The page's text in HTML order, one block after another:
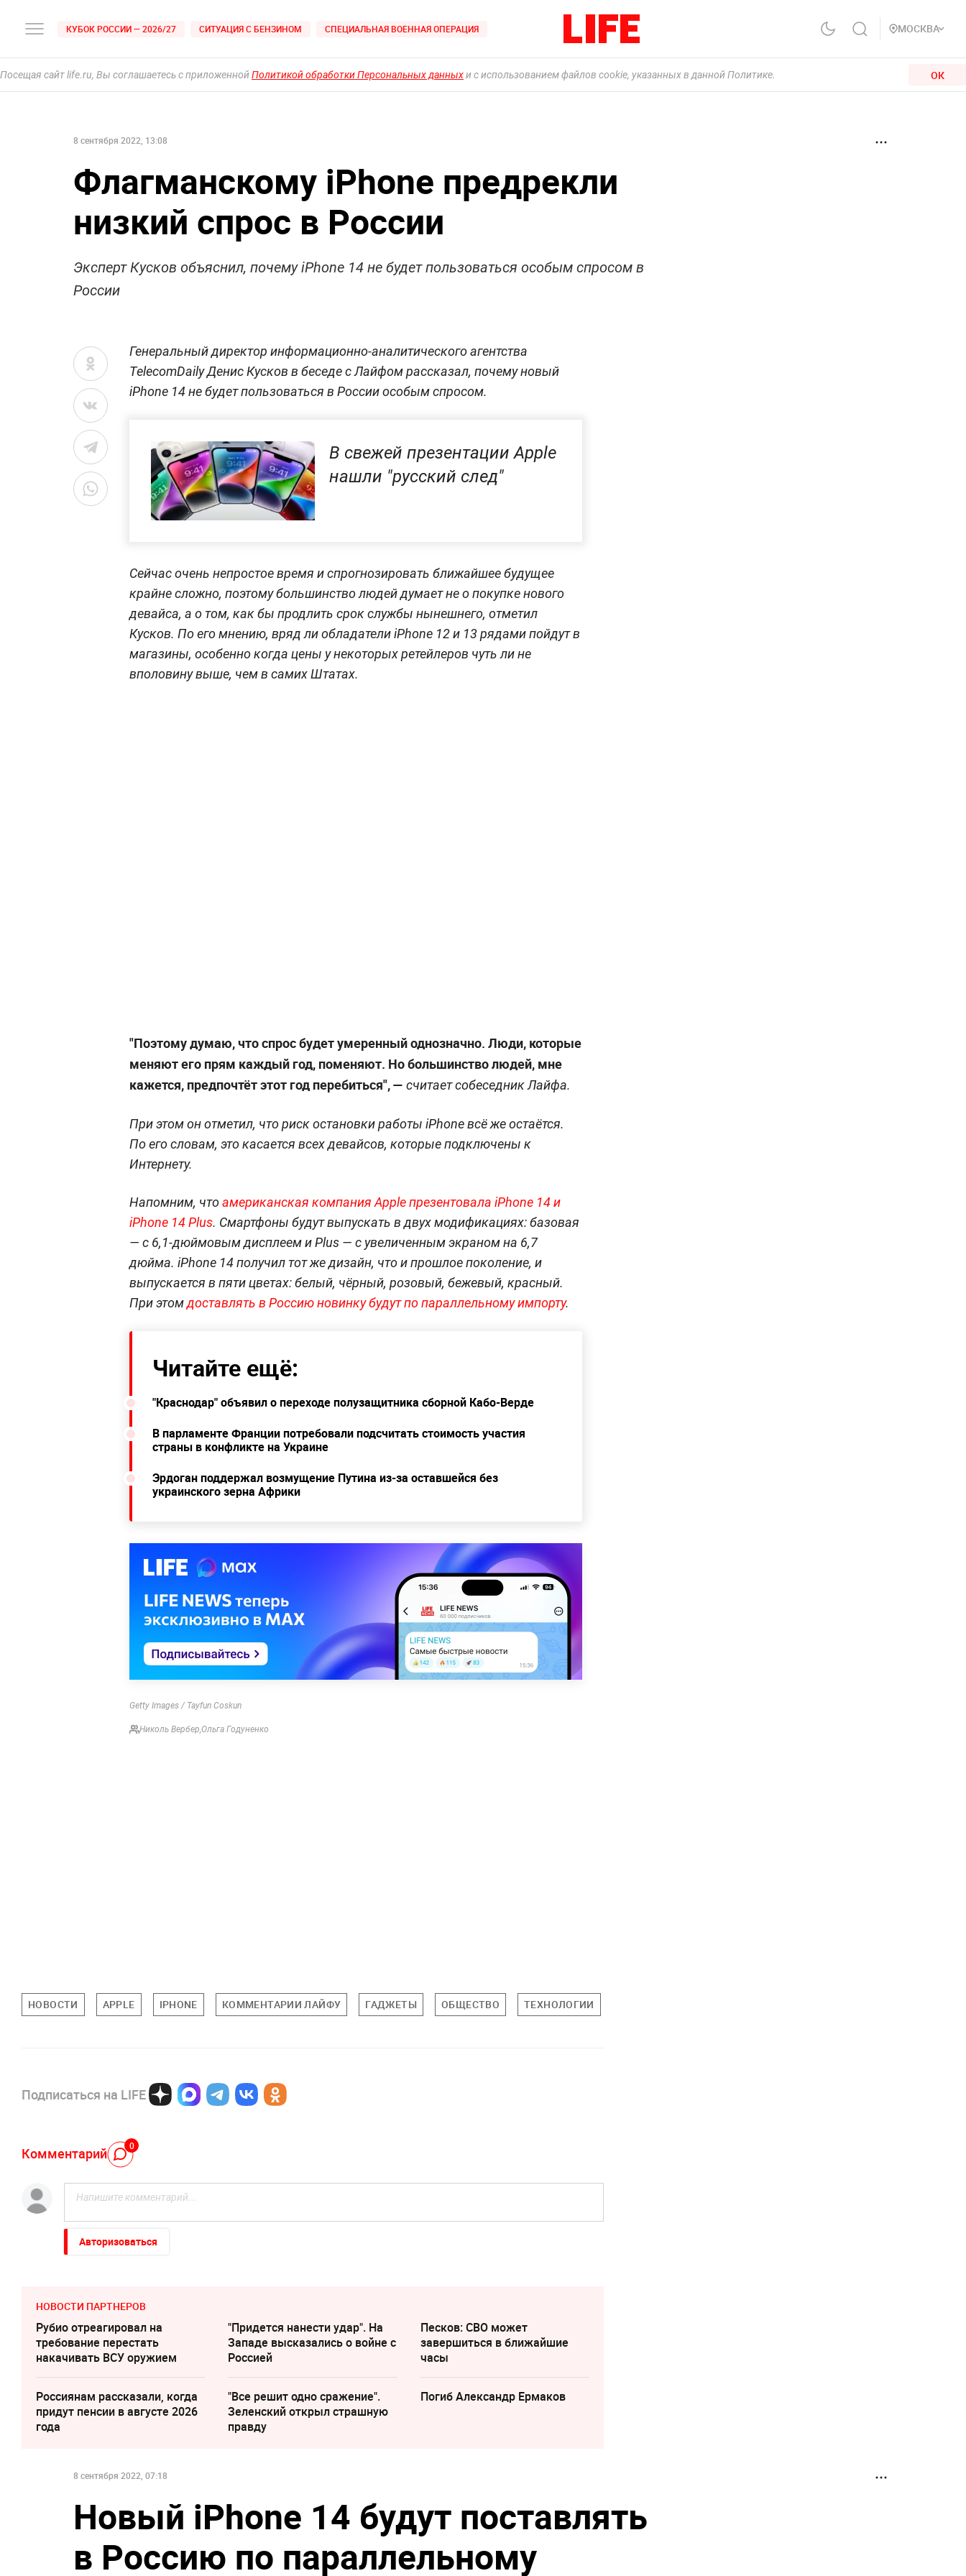
КУБОК РОССИИ — 2026/27 СИТУАЦИЯ С БЕНЗИНОМ СПЕЦИАЛЬНАЯ ВОЕННАЯ ОПЕРАЦИЯ МОСКВА
Посещая сайт life.ru, Вы соглашаетесь с приложеннойПолитикой обработки Персональных данныхи с использованием файлов cookie, указанных в данной Политике. ОК
8 сентября 2022, 13:08
Флагманскому iPhone предрекли
низкий спрос в России
Эксперт Кусков объяснил, почему iPhone 14 не будет пользоваться особым спросом в
России
Генеральный директор информационно-аналитического агентства
TelecomDaily Денис Кусков в беседе с Лайфом рассказал, почему новый
iPhone 14 не будет пользоваться в России особым спросом.
В свежей презентации Apple
нашли "русский след"
Сейчас очень непростое время и спрогнозировать ближайшее будущее
крайне сложно, поэтому большинство людей думает не о покупке нового
девайса, а о том, как бы продлить срок службы нынешнего, отметил
Кусков. По его мнению, вряд ли обладатели iPhone 12 и 13 рядами пойдут в
магазины, особенно когда цены у некоторых ретейлеров чуть ли не
вполовину выше, чем в самих Штатах.
"Поэтому думаю, что спрос будет умеренный однозначно. Люди, которые
меняют его прям каждый год, поменяют. Но большинство людей, мне
кажется, предпочтёт этот год перебиться", — считает собеседник Лайфа.
При этом он отметил, что риск остановки работы iPhoneвсё же остаётся.
По его словам, это касается всех девайсов, которые подключены к
Интернету.
Напомним, чтоамериканская компания Apple презентовала iPhone 14 и
iPhone 14 Plus. Смартфоны будут выпускать в двух модификациях: базовая
— с 6,1-дюймовым дисплеем и Plus — с увеличенным экраном на 6,7
дюйма. iPhone 14 получил тот же дизайн, что и прошлое поколение, и
выпускается в пяти цветах: белый, чёрный, розовый, бежевый, красный.
При этомдоставлять в Россию новинку будут по параллельному импорту.
Читайте ещё:
"Краснодар" объявил о переходе полузащитника сборной Кабо-Верде
В парламенте Франции потребовали подсчитать стоимость участия
страны в конфликте на Украине
Эрдоган поддержал возмущение Путина из-за оставшейся без
украинского зерна Африки
Getty Images / Tayfun Coskun
Николь Вербер,Ольга Годуненко
НОВОСТИ APPLE IPHONE КОММЕНТАРИИ ЛАЙФУ ГАДЖЕТЫ ОБЩЕСТВО ТЕХНОЛОГИИ
Подписаться на LIFE
Комментарий 0
Авторизоваться
НОВОСТИ ПАРТНЕРОВ
Рубио отреагировал на
требование перестать
накачивать ВСУ оружием
"Придется нанести удар". На
Западе высказались о войне с
Россией
Песков: СВО может
завершиться в ближайшие
часы
Россиянам рассказали, когда
придут пенсии в августе 2026
года
"Все решит одно сражение".
Зеленский открыл страшную
правду
Погиб Александр Ермаков
8 сентября 2022, 07:18
Новый iPhone 14 будут поставлять
в Россию по параллельному